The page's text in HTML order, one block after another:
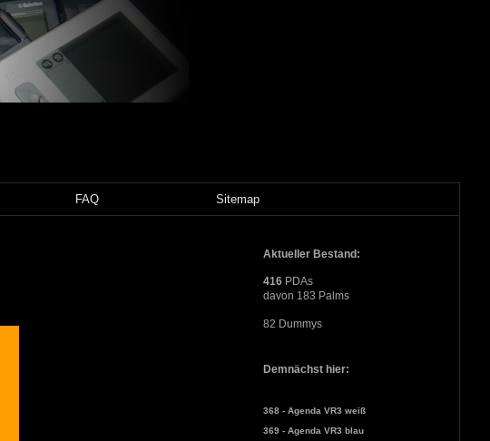
FAQ Sitemap
Aktueller Bestand:
416PDAs
davon 183 Palms
82 Dummys
Demnächst hier:
368 - Agenda VR3 weiß
369 - Agenda VR3 blau